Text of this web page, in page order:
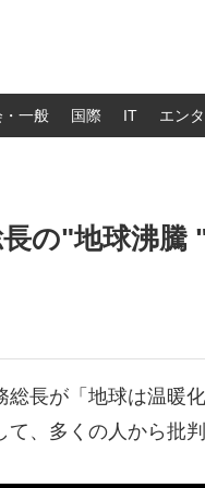
・一般 国際 IT エン
の"地球沸騰
総長が「地球は温暖
、多くの人から批